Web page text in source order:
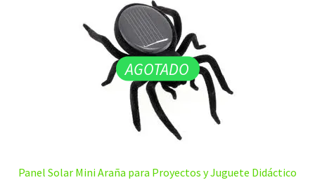
AGOTADO
Panel Solar Mini Araña para Proyectos y Juguete Didáctico